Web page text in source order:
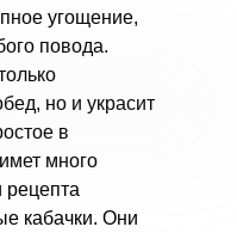
угощение,
повода.
но и украсит
в
много
рецепта
кабачки. Они